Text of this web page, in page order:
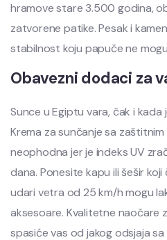
hramove stare 3.500 godina,
zatvorene patike. Pesak i
stabilnost koju papuče ne
Obavezni dodaci za
Sunce u Egiptu vara, čak i
Krema za sunčanje sa
neophodna jer je indeks UV
dana. Ponesite kapu ili šešir
udari vetra od 25 km/h mogu
aksesoare. Kvalitetne naočare
spasiće vas od jakog odsjaja